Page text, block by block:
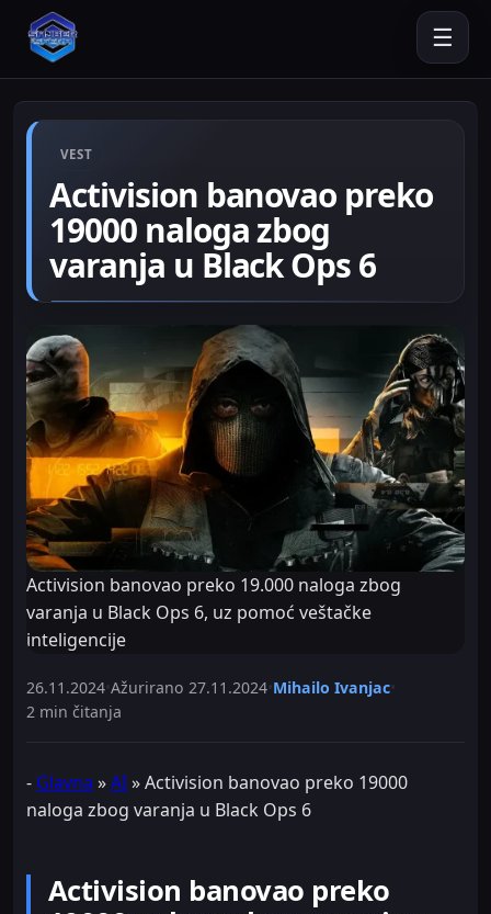
☰
VEST
Activision banovao preko
19000 naloga zbog
varanja u Black Ops 6
Activision banovao preko 19.000 naloga zbog
varanja u Black Ops 6, uz pomoć veštačke
inteligencije
26.11.2024 Ažurirano 27.11.2024 Mihailo Ivanjac
2 min čitanja
- Glavna »AI»Activision banovao preko 19000
naloga zbog varanja u Black Ops 6
Activision banovao preko